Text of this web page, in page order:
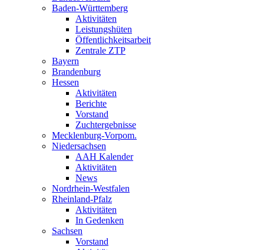
Baden-Württemberg
Aktivitäten
Leistungshüten
Öffentlichkeitsarbeit
Zentrale ZTP
Bayern
Brandenburg
Hessen
Aktivitäten
Berichte
Vorstand
Zuchtergebnisse
Mecklenburg-Vorpom.
Niedersachsen
AAH Kalender
Aktivitäten
News
Nordrhein-Westfalen
Rheinland-Pfalz
Aktivitäten
In Gedenken
Sachsen
Vorstand